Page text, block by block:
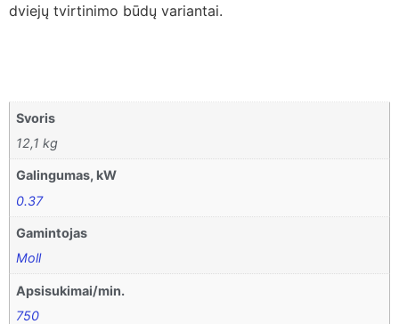
dviejų tvirtinimo būdų variantai.
Svoris
12,1 kg
Galingumas, kW
0.37
Gamintojas
Moll
Apsisukimai/min.
750